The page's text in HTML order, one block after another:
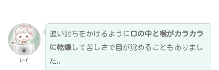
レイ
追い討ちをかけるように 口の中と喉がカラカラ
に乾燥して苦しさで目が覚めることもありまし
た。